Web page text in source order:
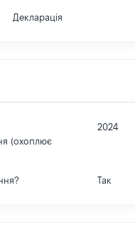
Декларація
(охоплює
2024
Так